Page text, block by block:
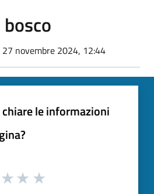
27 novembre 2024, 12:44
le informazioni